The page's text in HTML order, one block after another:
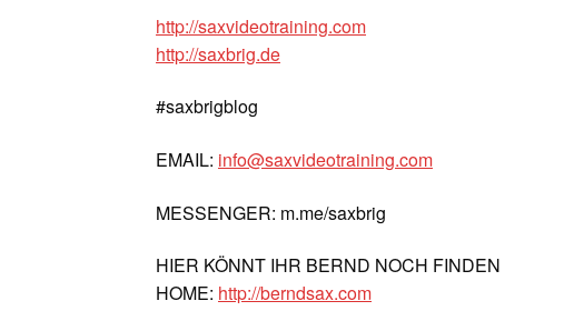
http://saxvideotraining.com
http://saxbrig.de
#saxbrigblog
EMAIL: info@saxvideotraining.com
MESSENGER: m.me/saxbrig
HIER KÖNNT IHR BERND NOCH FINDEN
HOME: http://berndsax.com